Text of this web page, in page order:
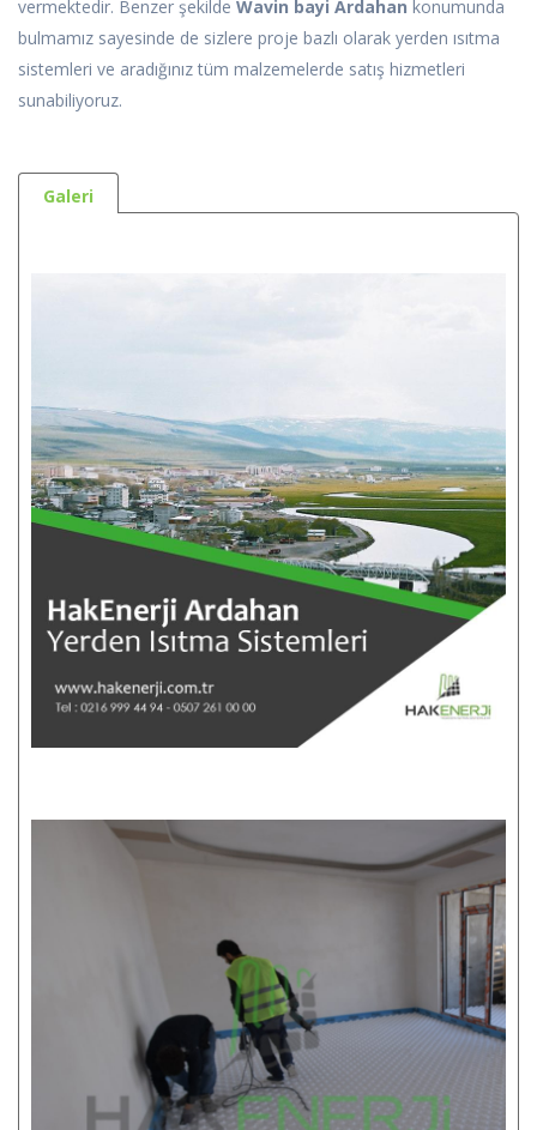
vermektedir. Benzer şekilde Wavin bayi Ardahan konumunda
bulmamız sayesinde de sizlere proje bazlı olarak yerden ısıtma
sistemleri ve aradığınız tüm malzemelerde satış hizmetleri
sunabiliyoruz.
Galeri